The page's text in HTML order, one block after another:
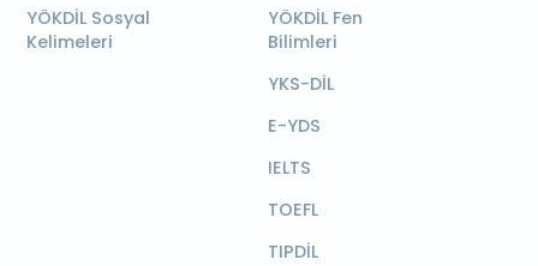
YÖKDİL Sosyal
Kelimeleri
YÖKDİL Fen
Bilimleri
YKS-DİL
E-YDS
IELTS
TOEFL
TIPDİL